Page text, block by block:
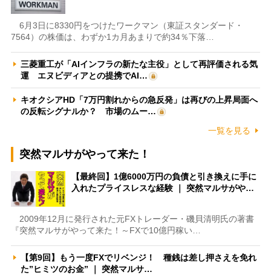
6月3日に8330円をつけたワークマン（東証スタンダード・
7564）の株価は、わずか1カ月あまりで約34％下落…
三菱重工が「AIインフラの新たな主役」として再評価される気
運 エヌビディアとの提携でAI…
キオクシアHD「7万円割れからの急反発」は再びの上昇局面へ
の反転シグナルか？ 市場のムー…
一覧を見る
突然マルサがやって来た！
【最終回】1億6000万円の負債と引き換えに手に
入れたプライスレスな経験 ｜ 突然マルサがや…
2009年12月に発行された元FXトレーダー・磯貝清明氏の著書
『突然マルサがやって来た！～FXで10億円稼い…
【第9回】もう一度FXでリベンジ！ 種銭は差し押さえを免れ
た”ヒミツのお金” ｜ 突然マルサ…